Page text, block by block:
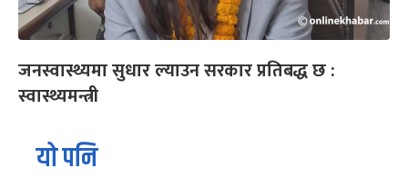
जनस्वास्थ्यमा सुधार ल्याउन सरकार प्रतिबद्ध छ :
स्वास्थ्यमन्त्री
यो पनि